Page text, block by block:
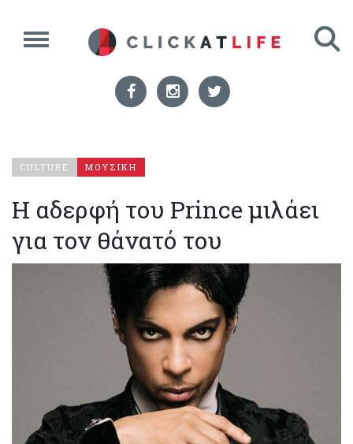
CULTURE ΜΟΥΣΙΚΗ
Η αδερφή του Prince μιλάει
για τον θάνατό του